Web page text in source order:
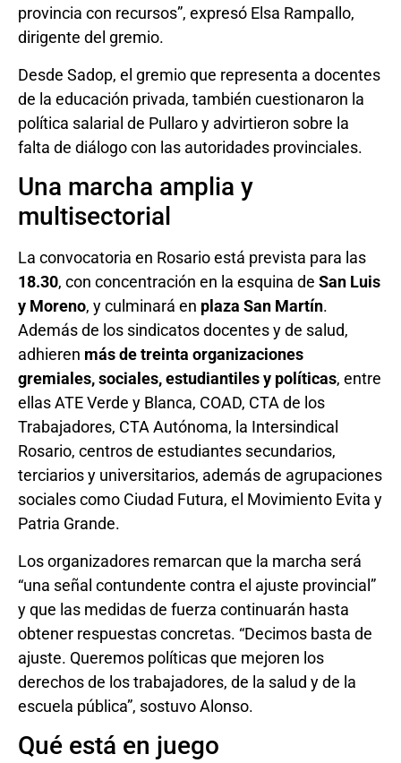
provincia con recursos”, expresó Elsa Rampallo,
dirigente del gremio.
Desde Sadop, el gremio que representa a docentes
de la educación privada, también cuestionaron la
política salarial de Pullaro y advirtieron sobre la
falta de diálogo con las autoridades provinciales.
Una marcha amplia y
multisectorial
La convocatoria en Rosario está prevista para las
18.30, con concentración en la esquina de San Luis
y Moreno, y culminará en plaza San Martín.
Además de los sindicatos docentes y de salud,
adhieren más de treinta organizaciones
gremiales, sociales, estudiantiles y políticas, entre
ellas ATE Verde y Blanca, COAD, CTA de los
Trabajadores, CTA Autónoma, la Intersindical
Rosario, centros de estudiantes secundarios,
terciarios y universitarios, además de agrupaciones
sociales como Ciudad Futura, el Movimiento Evita y
Patria Grande.
Los organizadores remarcan que la marcha será
“una señal contundente contra el ajuste provincial”
y que las medidas de fuerza continuarán hasta
obtener respuestas concretas. “Decimos basta de
ajuste. Queremos políticas que mejoren los
derechos de los trabajadores, de la salud y de la
escuela pública”, sostuvo Alonso.
Qué está en juego